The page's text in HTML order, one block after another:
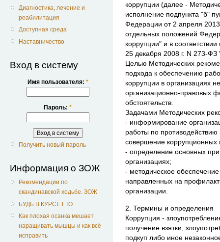
Диагностика, лечение и
реабилитация
Доступная среда
Наставничество
Вход в систему
Имя пользователя: *
Пароль: *
Получить новый пароль
Информация о ЗОЖ
Рекомендации по
скандинавской ходьбе. ЗОЖ
БУДЬ В КУРСЕ ГТО
Как плохая осанка мешает
наращивать мышцы и как всё
исправить
коррупции (далее -
исполнение подпункта "б"
Федерации от 2 апреля
отдельных положений
коррупции" и в
25 декабря 2008 г. N 273-ФЗ
Целью Методических
подхода к обеспечению
коррупции в организациях
организационно-правовых
обстоятельств.
Задачами Методических
- информирование
работы по противодействию
совершение
- определение основных
организациях;
- методическое
направленных на
организации.
2. Термины и определения
Коррупция -
получение взятки,
подкуп либо иное